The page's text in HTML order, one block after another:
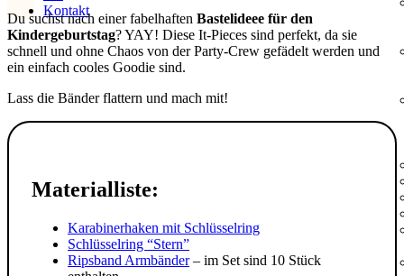
Kontakt
Du suchst nach einer fabelhaften Bastelideee für den
Kindergeburtstag? YAY! Diese It-Pieces sind perfekt, da sie
schnell und ohne Chaos von der Party-Crew gefädelt werden und
ein einfach cooles Goodie sind.
Lass die Bänder flattern und mach mit!
Materialliste:
Karabinerhaken mit Schlüsselring
Schlüsselring “Stern”
Ripsband Armbänder– im Set sind 10 Stück